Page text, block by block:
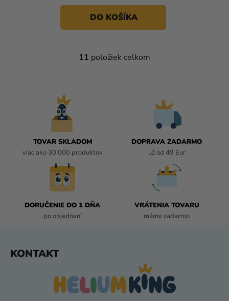
DO KOŠÍKA
O
U
11 položiek celkom
TOVAR SKLADOM
viac ako 30 000 produktov
DOPRAVA ZADARMO
už od 49 Eur
DORUČENIE DO 1 DŇA
po objednaní
VRÁTENIA TOVARU
máme zadarmo
KONTAKT